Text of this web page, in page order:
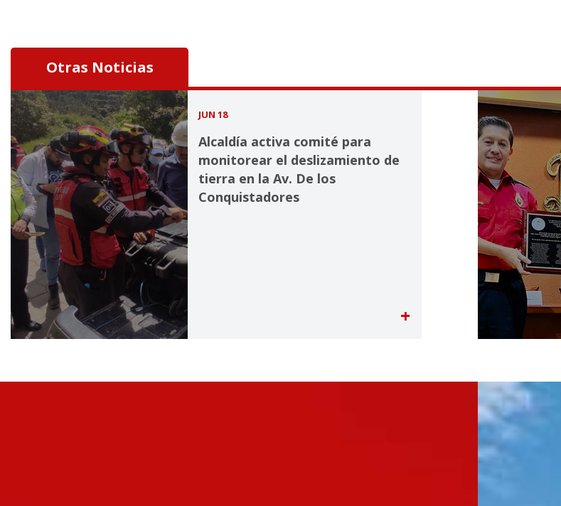
Otras Noticias
JUN 18
Alcaldía activa comité para
monitorear el deslizamiento de
tierra en la Av. De los
Conquistadores
+